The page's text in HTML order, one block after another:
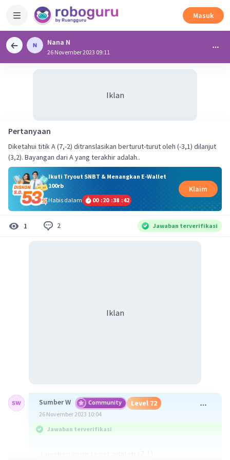
Masuk
Nana N
26 November 2023 09:11
Iklan
Pertanyaan
Diketahui titik A (7,-2) ditranslasikan berturut-turut oleh (-3,1) dilanjut
(3,2). Bayangan dari A yang terakhir adalah..
Ikuti Tryout SNBT & Menangkan E-Wallet
100rb
Habis dalam
00 :20 :38 :42
Klaim
1 2 Jawaban terverifikasi
Iklan
Sumber W Community Level 72
26 November 2023 10:04
Jawaban terverifikasi